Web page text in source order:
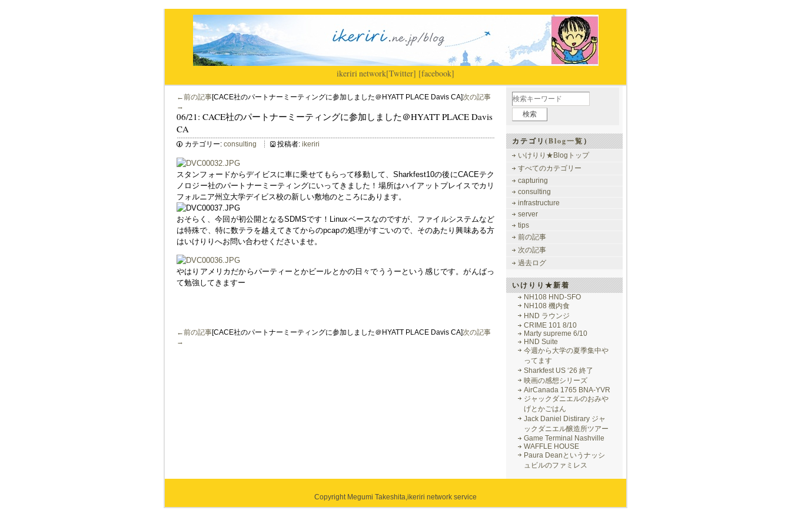
ikeriri|network[Twitter] [facebook]
←前の記事[CACE社のパートナーミーティングに参加しました＠HYATT PLACE Davis CA]次の記事
→
06/21: CACE社のパートナーミーティングに参加しました＠HYATT PLACE Davis
CA
カテゴリー: consulting 投稿者: ikeriri
スタンフォードからデイビスに車に乗せてもらって移動して、Sharkfest10の後にCACEテク
ノロジー社のパートナーミーティングにいってきました！場所はハイアットプレイスでカリ
フォルニア州立大学デイビス校の新しい敷地のところにあります。
おそらく、今回が初公開となるSDMSです！Linuxベースなのですが、ファイルシステムなど
は特殊で、特に数テラを越えてきてからのpcapの処理がすごいので、そのあたり興味ある方
はいけりりへお問い合わせくださいませ。
やはりアメリカだからパーティーとかビールとかの日々でううーという感じです。がんばっ
て勉強してきますー
←前の記事[CACE社のパートナーミーティングに参加しました＠HYATT PLACE Davis CA]次の記事
→
カテゴリ(Blog一覧）
いけりり★Blogトップ
すべてのカテゴリー
capturing
consulting
infrastructure
server
tips
前の記事
次の記事
過去ログ
いけりり★新着
NH108 HND-SFO
NH108 機内食
HND ラウンジ
CRIME 101 8/10
Marty supreme 6/10
HND Suite
今週から大学の夏季集中や
ってます
Sharkfest US ‘26 終了
映画の感想シリーズ
AirCanada 1765 BNA-YVR
ジャックダニエルのおみや
げとかごはん
Jack Daniel Distirary ジャ
ックダニエル醸造所ツアー
Game Terminal Nashville
WAFFLE HOUSE
Paura Deanというナッシ
ュビルのファミレス
Copyright Megumi Takeshita,ikeriri network service